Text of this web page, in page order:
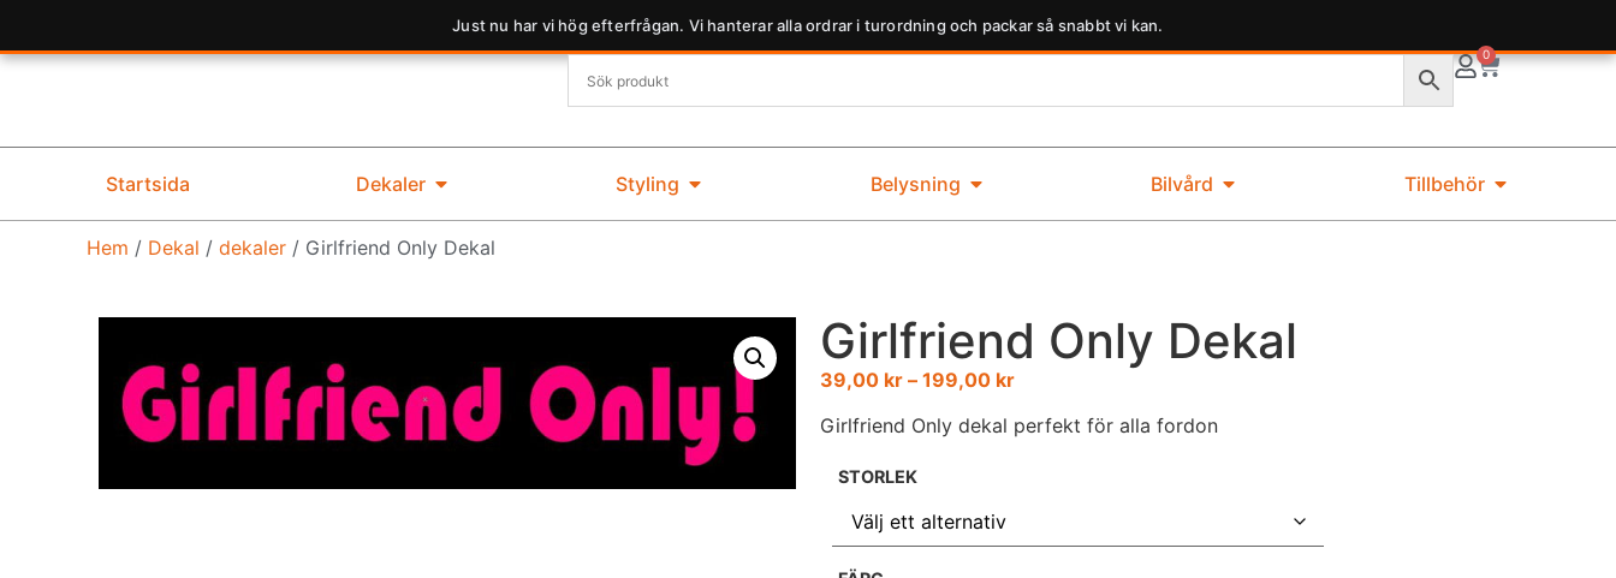
Just nu har vi hög efterfrågan. Vi hanterar alla ordrar i turordning och packar så snabbt vi kan.
0
Startsida Dekaler Styling Belysning Bilvård Tillbehör
Hem / Dekal / dekaler / Girlfriend Only Dekal
Girlfriend Only Dekal
39,00 kr – 199,00 kr
Girlfriend Only dekal perfekt för alla fordon
STORLEK